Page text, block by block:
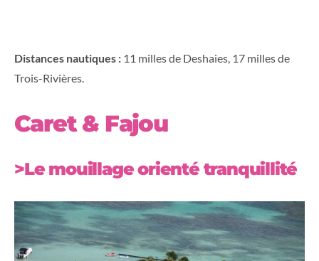
Distances nautiques : 11 milles de Deshaies, 17 milles de
Trois-Rivières.
Caret & Fajou
>Le mouillage orienté tranquillité